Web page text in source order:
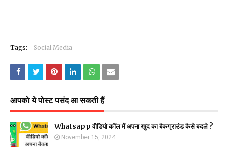
Tags: Social Media
आपको ये पोस्ट पसंद आ सकती हैं
Whatsapp वीडियो कॉल में अपना खुद का बैकग्राउंड कैसे बदले ?
November 15, 2024